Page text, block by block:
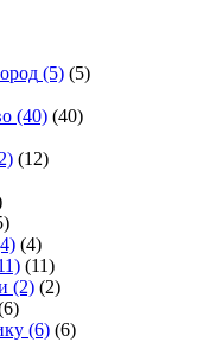
(5) (5)
(40) (40)
(12)
(4)
(11)
(2) (2)
(6) (6)